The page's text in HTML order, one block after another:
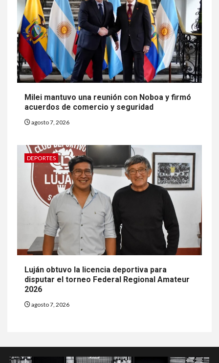
Milei mantuvo una reunión con Noboa y firmó
acuerdos de comercio y seguridad
agosto 7, 2026
DEPORTES
Luján obtuvo la licencia deportiva para
disputar el torneo Federal Regional Amateur
2026
agosto 7, 2026